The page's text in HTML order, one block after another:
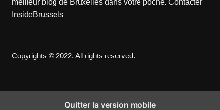
meilleur blog de Bruxelles dans votre poche. Contacter
InsideBrussels
Copyrights © 2022. All rights reserved.
Quitter la version mobile